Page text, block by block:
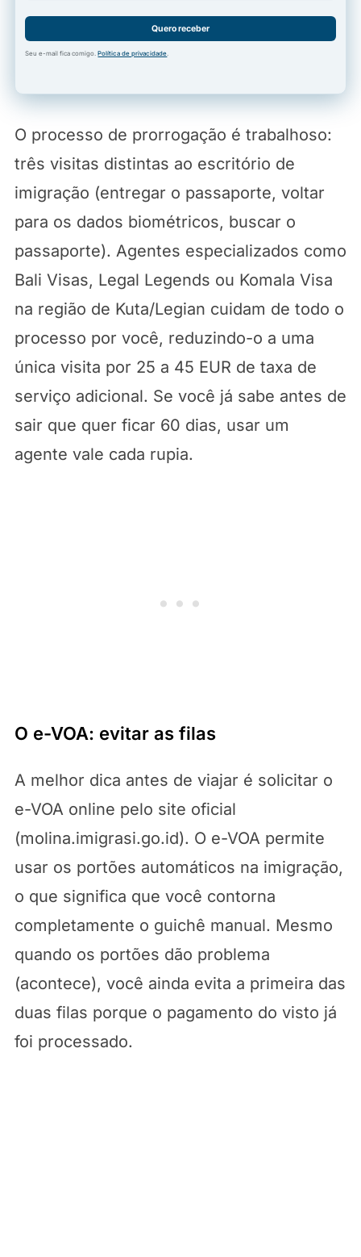
Quero receber
Seu e-mail fica comigo.Política de privacidade
O processo de prorrogação é trabalhoso:
três visitas distintas ao escritório de
imigração (entregar o passaporte, voltar
para os dados biométricos, buscar o
passaporte). Agentes especializados como
Bali Visas, Legal Legends ou Komala Visa
na região de Kuta/Legian cuidam de todo o
processo por você, reduzindo-o a uma
única visita por 25 a 45 EUR de taxa de
serviço adicional. Se você já sabe antes de
sair que quer ficar 60 dias, usar um
agente vale cada rupia.
O e-VOA: evitar as filas
A melhor dica antes de viajar é solicitar o
e-VOA online pelo site oficial
(molina.imigrasi.go.id). O e-VOA permite
usar os portões automáticos na imigração,
o que significa que você contorna
completamente o guichê manual. Mesmo
quando os portões dão problema
(acontece), você ainda evita a primeira das
duas filas porque o pagamento do visto já
foi processado.